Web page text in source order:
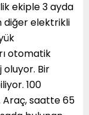
ekiple 3 ayda
diğer elektrikli
otomatik
oluyor. Bir
100
Araç, saatte 65